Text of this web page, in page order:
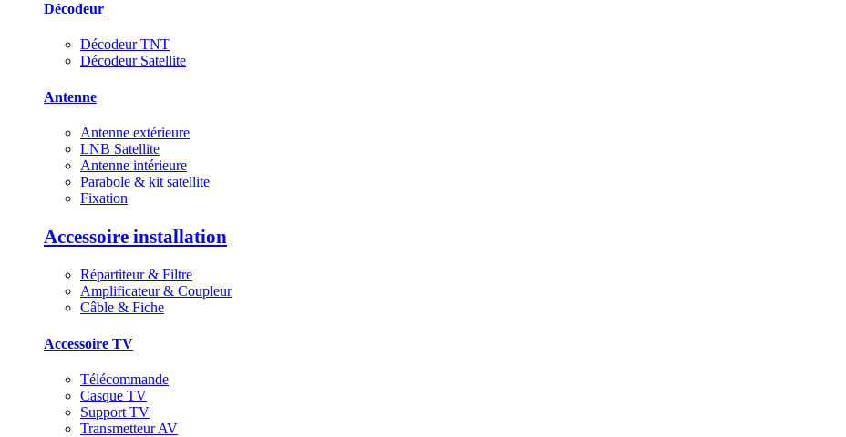
Décodeur
Décodeur TNT
Décodeur Satellite
Antenne
Antenne extérieure
LNB Satellite
Antenne intérieure
Parabole & kit satellite
Fixation
Accessoire installation
Répartiteur & Filtre
Amplificateur & Coupleur
Câble & Fiche
Accessoire TV
Télécommande
Casque TV
Support TV
Transmetteur AV